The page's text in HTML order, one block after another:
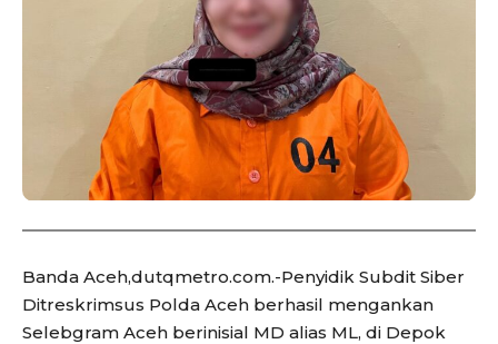
Banda Aceh,dutqmetro.com.-Penyidik Subdit Siber
Ditreskrimsus Polda Aceh berhasil mengankan
Selebgram Aceh berinisial MD alias ML, di Depok